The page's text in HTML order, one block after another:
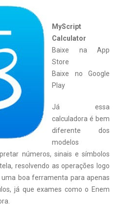
MyScript
Calculator
Baixe na App
Store
Baixe no Google
Play
Já essa
calculadora é bem
diferente dos
modelos
números, sinais e símbolos
resolvendo as operações logo
boa ferramenta para apenas
já que exames como o Enem